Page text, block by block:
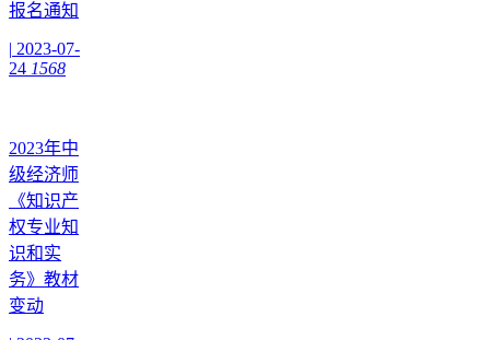
报名通知
| 2023-07-
24 1568
2023年中
级经济师
《知识产
权专业知
识和实
务》教材
变动